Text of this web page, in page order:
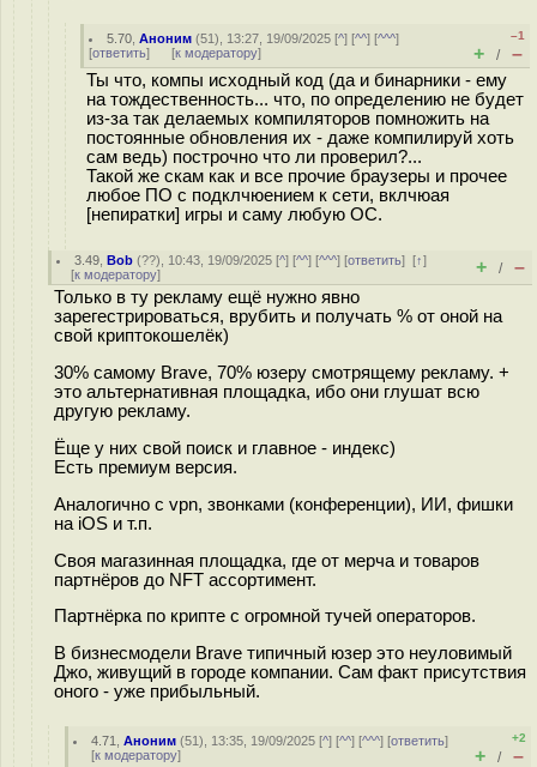
5.70 ,Аноним (51), 13:27, 19/09/2025 [^] [^^] [^^^]
[ответить] [к модератору]
–1
+ / –
Ты что, компы исходный код (да и бинарники - ему
на тождественность... что, по определению не будет
из-за так делаемых компиляторов помножить на
постоянные обновления их - даже компилируй хоть
сам ведь) построчно что ли проверил?...
Такой же скам как и все прочие браузеры и прочее
любое ПО с подклчюением к сети, вклчюая
[непиратки] игры и саму любую ОС.
3.49 ,Bob (??), 10:43, 19/09/2025 [^] [^^] [^^^] [ответить][↑]
[к модератору] + / –
Только в ту рекламу ещё нужно явно
зарегестрироваться, врубить и получать % от оной на
свой криптокошелёк)
30% самому Brave, 70% юзеру смотрящему рекламу. +
это альтернативная площадка, ибо они глушат всю
другую рекламу.
Ёще у них свой поиск и главное - индекс)
Есть премиум версия.
Аналогично с vpn, звонками (конференции), ИИ, фишки
на iOS и т.п.
Своя магазинная площадка, где от мерча и товаров
партнёров до NFT ассортимент.
Партнёрка по крипте с огромной тучей операторов.
В бизнесмодели Brave типичный юзер это неуловимый
Джо, живущий в городе компании. Сам факт присутствия
оного - уже прибыльный.
4.71 ,Аноним (51), 13:35, 19/09/2025 [^] [^^] [^^^] [ответить]
[к модератору]
+2
+ / –